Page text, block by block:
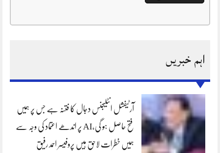
اہم خبریں
آرٹیفشل انٹلیجنس دجال کا فتنہ ہے جس پر ہمیں
فتح حاصل ہو گی،AI پر اندھے اعتماد کی وجہ سے
ہمیں خطرات لاحق ہیں پروفیسر احمد رفیق